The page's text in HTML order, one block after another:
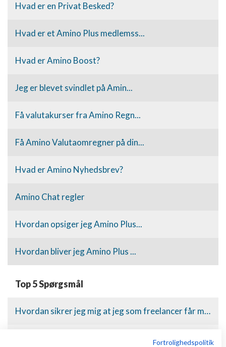
Hvad er en Privat Besked?
Hvad er et Amino Plus medlemss...
Hvad er Amino Boost?
Jeg er blevet svindlet på Amin...
Få valutakurser fra Amino Regn...
Få Amino Valutaomregner på din...
Hvad er Amino Nyhedsbrev?
Amino Chat regler
Hvordan opsiger jeg Amino Plus...
Hvordan bliver jeg Amino Plus ...
Top 5 Spørgsmål
Hvordan sikrer jeg mig at jeg som freelancer får mine penge?
Fortrolighedspolitik